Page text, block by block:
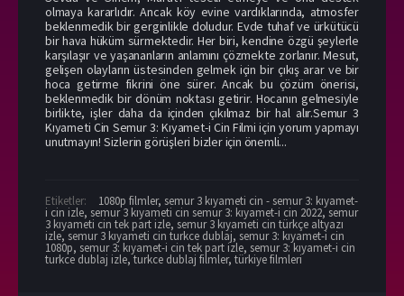
olmaya kararlıdır. Ancak köy evine vardıklarında, atmosfer
beklenmedik bir gerginlikle doludur. Evde tuhaf ve ürkütücü
bir hava hüküm sürmektedir. Her biri, kendine özgü şeylerle
karşılaşır ve yaşananların anlamını çözmekte zorlanır. Mesut,
gelişen olayların üstesinden gelmek için bir çıkış arar ve bir
hoca getirme fikrini öne sürer. Ancak bu çözüm önerisi,
beklenmedik bir dönüm noktası getirir. Hocanın gelmesiyle
birlikte, işler daha da içinden çıkılmaz bir hal alır.Semur 3
Kıyameti Cin Semur 3: Kıyamet-i Cin Filmi için yorum yapmayı
unutmayın! Sizlerin görüşleri bizler için önemli...
Etiketler: 1080p filmler, semur 3 kıyameti cin - semur 3: kıyamet-
i cin izle, semur 3 kıyameti cin semur 3: kıyamet-i cin 2022,semur
3 kıyameti cin tek part izle, semur 3 kıyameti cin türkçe altyazı
izle, semur 3 kıyameti cin turkce dublaj, semur 3: kıyamet-i cin
1080p, semur 3: kıyamet-i cin tek part izle, semur 3: kıyamet-i cin
turkce dublaj izle,turkce dublaj filmler, türkiye filmleri